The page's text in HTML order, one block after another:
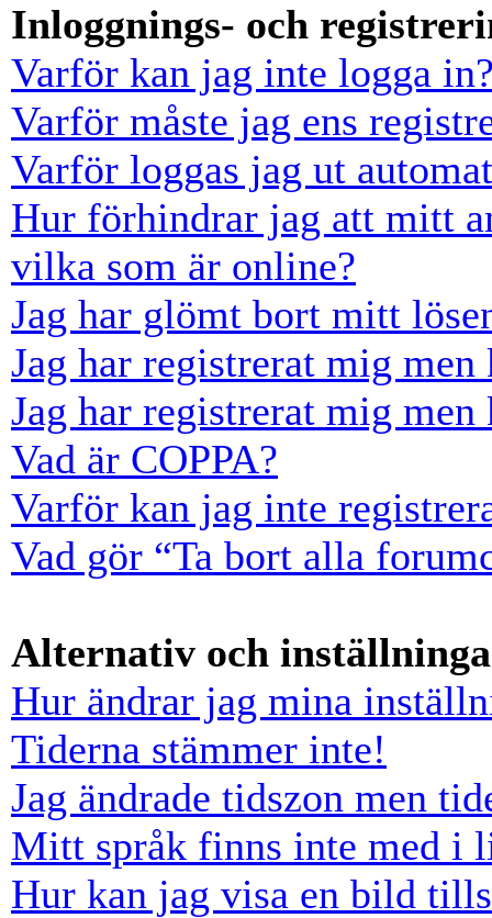
Inloggnings- och
Varför kan jag inte logga
Varför måste jag ens
Varför loggas jag ut
Hur förhindrar jag att mitt
vilka som är online?
Jag har glömt bort mitt
Jag har registrerat mig
Jag har registrerat mig
Vad är COPPA?
Varför kan jag inte
Vad gör “Ta bort alla
Alternativ och
Hur ändrar jag mina
Tiderna stämmer inte!
Jag ändrade tidszon men
Mitt språk finns inte med i
Hur kan jag visa en bild